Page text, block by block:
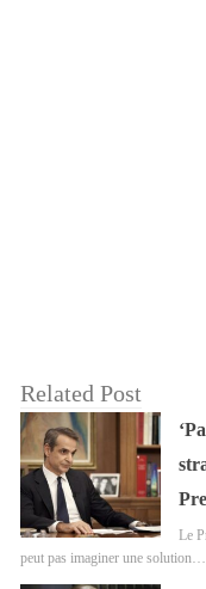
Related Post
Le
peut pas imaginer une solution…